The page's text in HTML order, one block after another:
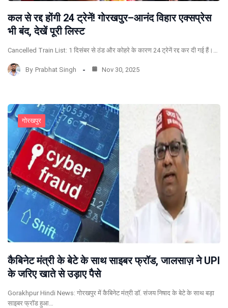
कल से रद्द होंगी 24 ट्रेनें! गोरखपुर–आनंद विहार एक्सप्रेस
भी बंद, देखें पूरी लिस्ट
Cancelled Train List: 1 दिसंबर से ठंड और कोहरे के कारण 24 ट्रेनें रद्द कर दी गई हैं।…
By Prabhat Singh Nov 30, 2025
गोरखपुर
कैबिनेट मंत्री के बेटे के साथ साइबर फ्रॉड, जालसाज़ ने UPI
के जरिए खाते से उड़ाए पैसे
Gorakhpur Hindi News: गोरखपुर में कैबिनेट मंत्री डॉ. संजय निषाद के बेटे के साथ बड़ा
साइबर फ्रॉड हुआ…